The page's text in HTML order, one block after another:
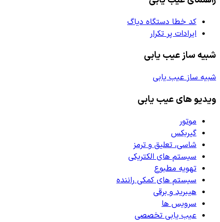
کد خطا دستگاه دیاگ
ایرادات پر تکرار
شبیه ساز عیب یابی
شبیه ساز عیب یابی
ویدیو های عیب یابی
موتور
گیربکس
شاسی، تعلیق و ترمز
سیستم های الکتریکی
تهویه مطبوع
سیستم های کمکی راننده
هیبرید و برقی
سرویس ها
عیب یابی تخصصی